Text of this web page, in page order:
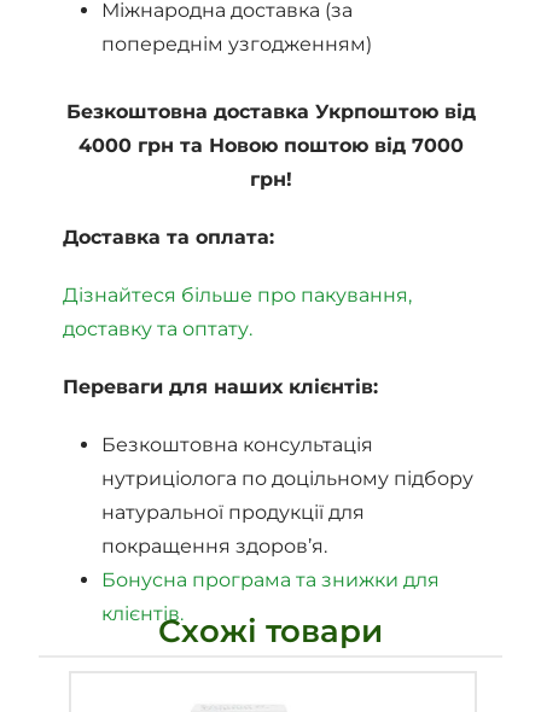
Міжнародна доставка (за
попереднім узгодженням)
Безкоштовна доставка Укрпоштою від
4000 грн та Новою поштою від 7000
грн!
Доставка та оплата:
Дізнайтеся більше про пакування,
доставку та оптату.
Переваги для наших клієнтів:
Безкоштовна консультація
нутриціолога по доцільному підбору
натуральної продукції для
покращення здоров’я.
Бонусна програма та знижки для
клієнтів.Схожі товари